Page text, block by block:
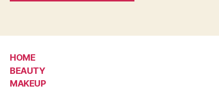
HOME
BEAUTY
MAKEUP